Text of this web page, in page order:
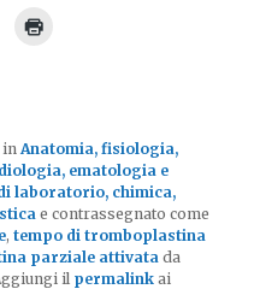
inAnatomia, fisiologia,
ematologia e
laboratorio, chimica,
e contrassegnato come
,tempo di tromboplastina
parziale attivata da
il permalink ai